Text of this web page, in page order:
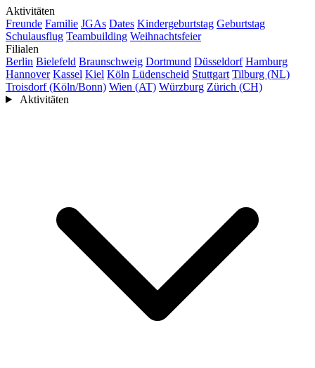
Aktivitäten
Freunde Familie JGAs Dates Kindergeburtstag Geburtstag
Schulausflug Teambuilding Weihnachtsfeier
Filialen
Berlin Bielefeld Braunschweig Dortmund Düsseldorf Hamburg
Hannover Kassel Kiel Köln Lüdenscheid Stuttgart Tilburg (NL)
Troisdorf (Köln/Bonn) Wien (AT) Würzburg Zürich (CH)
Aktivitäten